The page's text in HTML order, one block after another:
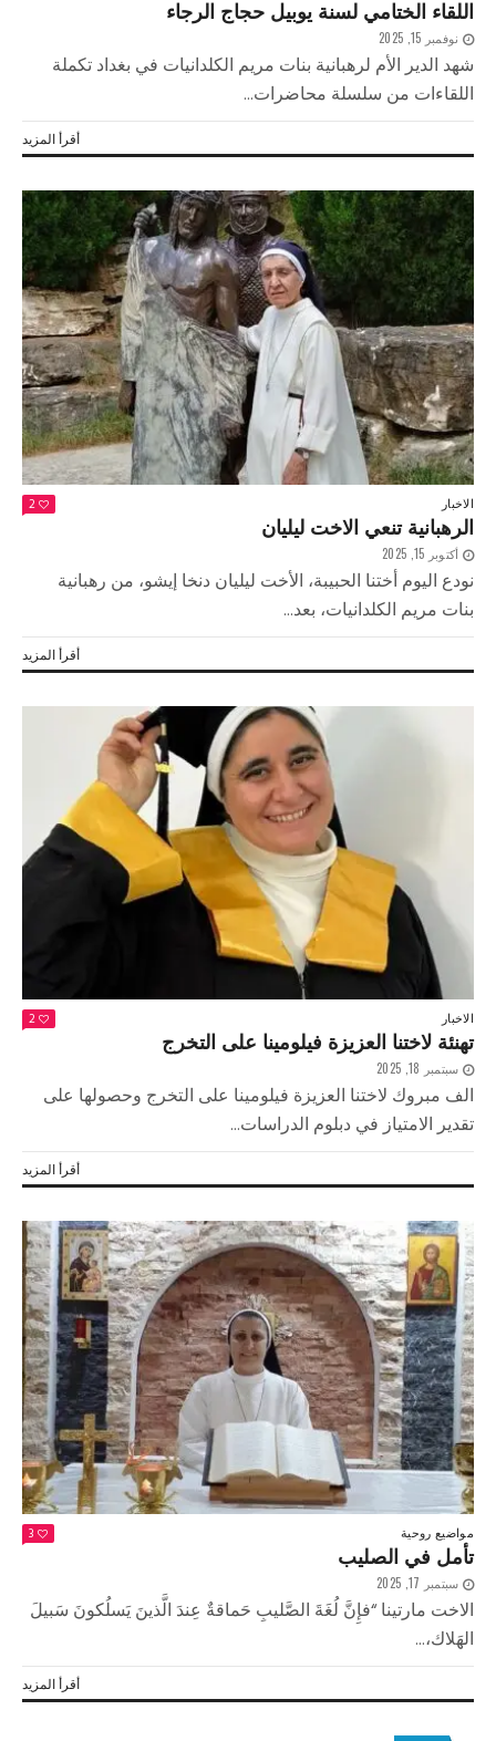
اللقاء الختامي لسنة يوبيل حجاج الرجاء
نوفمبر 15, 2025
‎‎شهد الدير الأم لرهبانية بنات مريم الكلدانيات في بغداد تكملة
اللقاءات من سلسلة محاضرات...
أقرأ المزيد
الاخبار 2
الرهبانية تنعي الاخت ليليان
أكتوبر 15, 2025
نودع اليوم أختنا الحبيبة، الأخت ليليان دنخا إيشو، من رهبانية
بنات مريم الكلدانيات، بعد...
أقرأ المزيد
الاخبار 2
تهنئة لاختنا العزيزة فيلومينا على التخرج
سبتمبر 18, 2025
الف مبروك لاختنا العزيزة فيلومينا على التخرج وحصولها على
تقدير الامتياز في دبلوم الدراسات...
أقرأ المزيد
مواضيع روحية 3
تأمل في الصليب
سبتمبر 17, 2025
الاخت مارتينا “فإِنَّ لُغَةَ الصَّليبِ حَماقةٌ عِندَ الَّذينَ يَسلُكونَ سَبيلَ
الهَلاك،...
أقرأ المزيد